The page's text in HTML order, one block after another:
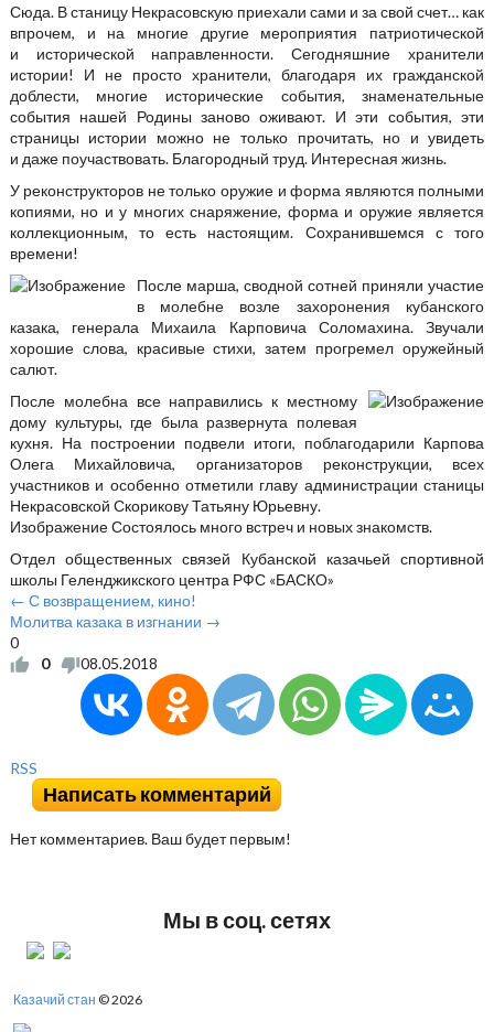
Сюда. В станицу Некрасовскую приехали сами и за свой счет… как
впрочем, и на многие другие мероприятия патриотической
и исторической направленности. Сегодняшние хранители
истории! И не просто хранители, благодаря их гражданской
доблести, многие исторические события, знаменательные
события нашей Родины заново оживают. И эти события, эти
страницы истории можно не только прочитать, но и увидеть
и даже поучаствовать. Благородный труд. Интересная жизнь.
У реконструкторов не только оружие и форма являются полными
копиями, но и у многих снаряжение, форма и оружие является
коллекционным, то есть настоящим. Сохранившемся с того
времени!
После марша, сводной сотней приняли участие
в молебне возле захоронения кубанского
казака, генерала Михаила Карповича Соломахина. Звучали
хорошие слова, красивые стихи, затем прогремел оружейный
салют.
После молебна все направились к местному
дому культуры, где была развернута полевая
кухня. На построении подвели итоги, поблагодарили Карпова
Олега Михайловича, организаторов реконструкции, всех
участников и особенно отметили главу администрации станицы
Некрасовской Скорикову Татьяну Юрьевну.
ИзображениеСостоялось много встреч и новых знакомств.
Отдел общественных связей Кубанской казачьей спортивной
школы Геленджикского центра РФС «БАСКО»
← С возвращением, кино!
Молитва казака в изгнании →
0
0
08.05.2018
RSS
Написать комментарий
Нет комментариев. Ваш будет первым!
Мы в соц. сетях
Казачий стан © 2026